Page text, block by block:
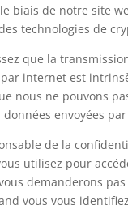
biais de notre site
technologies de
que la
internet est
nous ne pouvons
données envoyées
de la
utilisez pour
demanderons
vous vous